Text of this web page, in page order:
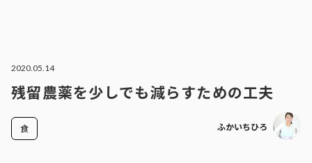
2020.05.14
残留農薬を少しでも減らすための工夫
食 ふかいちひろ